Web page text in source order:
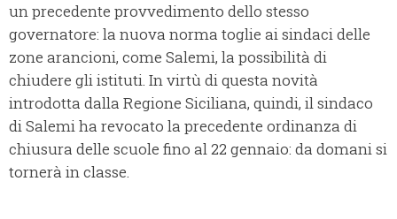
un precedente provvedimento dello stesso
governatore: la nuova norma toglie ai sindaci delle
zone arancioni, come Salemi, la possibilità di
chiudere gli istituti. In virtù di questa novità
introdotta dalla Regione Siciliana, quindi, il sindaco
di Salemi ha revocato la precedente ordinanza di
chiusura delle scuole fino al 22 gennaio: da domani si
tornerà in classe.